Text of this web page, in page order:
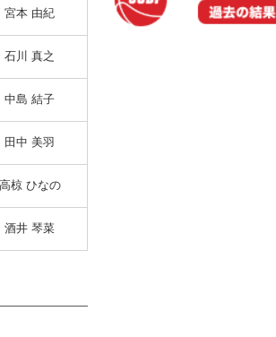
宮本 由紀
石川 真之
中島 結子
田中 美羽
高椋 ひなの
酒井 琴菜